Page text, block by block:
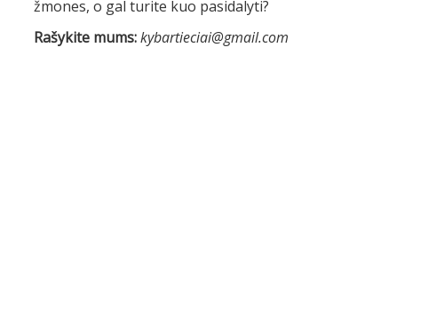
žmones, o gal turite kuo pasidalyti?
Rašykite mums:kybartieciai@gmail.com